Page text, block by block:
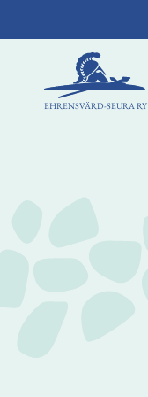
EHRENSVÄRD-SEURA RY